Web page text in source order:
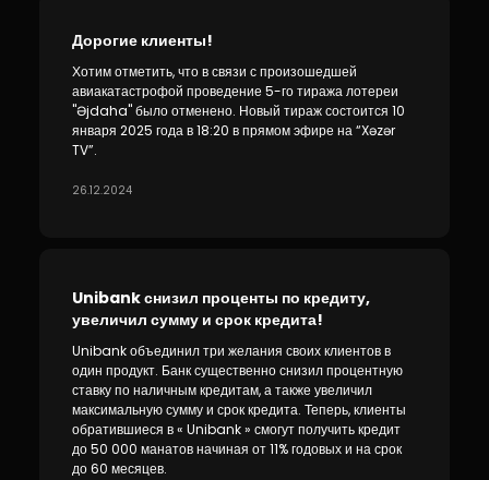
Дорогие клиенты!
Хотим отметить, что в связи с произошедшей
авиакатастрофой проведение 5-го тиража лотереи
"Əjdaha" было отменено. Новый тираж состоится 10
января 2025 года в 18:20 в прямом эфире на “Xəzər
TV”.
26.12.2024
Unibank снизил проценты по кредиту,
увеличил сумму и срок кредита!
Unibank объединил три желания своих клиентов в
один продукт. Банк существенно снизил процентную
ставку по наличным кредитам, а также увеличил
максимальную сумму и срок кредита. Теперь, клиенты
обратившиеся в « Unibank » смогут получить кредит
до 50 000 манатов начиная от 11% годовых и на срок
до 60 месяцев.